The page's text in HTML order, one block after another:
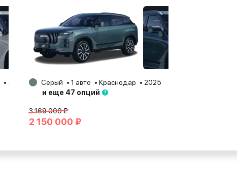
Серый 1 авто Краснодар
2025
и еще 47 опций
3 169 000 ₽
2 150 000 ₽